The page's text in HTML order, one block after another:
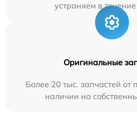
устраняем в
Оригинальные
Более 20 тыс. запчастей от
наличии на